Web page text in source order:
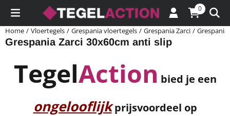
Cookievoorkeuren zijn momenteel gesloten. 0
Home / Vloertegels / Grespania vloertegels / Grespania Zarci / Grespania
Grespania Zarci 30x60cm anti slip
TegelAction bied je een
ongelooflijkprijsvoordeel op